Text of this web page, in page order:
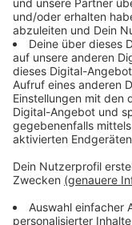
ursprünglich
ausreicht.
Sanierung eines
Baumaßnahmen
12 Millionen Euro,
die Stadt. Die
Dezember noch
Weitere Inos